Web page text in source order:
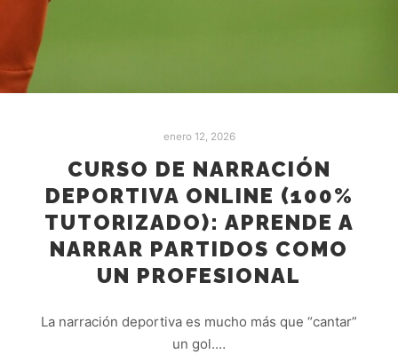
enero 12, 2026
CURSO DE NARRACIÓN
DEPORTIVA ONLINE (100%
TUTORIZADO): APRENDE A
NARRAR PARTIDOS COMO
UN PROFESIONAL
La narración deportiva es mucho más que “cantar”
un gol.…